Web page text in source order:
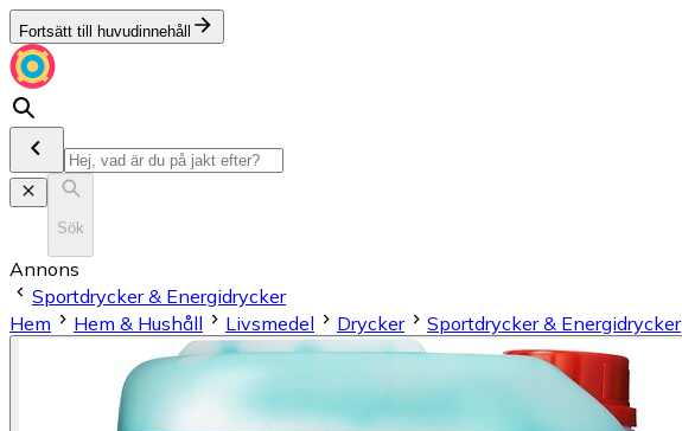
Fortsätt till huvudinnehåll
Sök
Annons
Sportdrycker & Energidrycker
Hem
Hem & Hushåll Livsmedel Drycker Sportdrycker & Energidrycker